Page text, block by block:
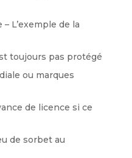
L’exemple de la
toujours pas protégé
ou marques
de licence si ce
de sorbet au